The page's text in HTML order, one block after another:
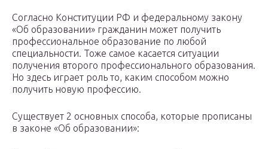
Согласно Конституции РФ и федеральному закону
«Об образовании» гражданин может получить
профессиональное образование по любой
специальности. Тоже самое касается ситуации
получения второго профессионального образования.
Но здесь играет роль то, каким способом можно
получить новую профессию.
Существует 2 основных способа, которые прописаны
в законе «Об образовании»: